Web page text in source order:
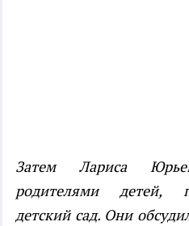
Затем Лариса
родителями детей,
детский сад. Они